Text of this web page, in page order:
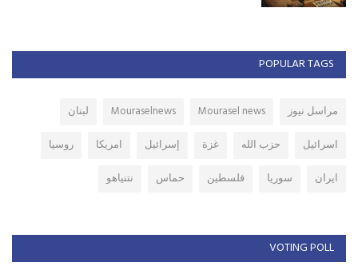
POPULAR TAGS
مراسل نيوز Mourasel news
Mouraselnews
لبنان
اسرائيل
حزب الله غزة إسرائيل امريكا
روسيا
ايران
سوريا فلسطين حماس نتنياهو
VOTING POLL